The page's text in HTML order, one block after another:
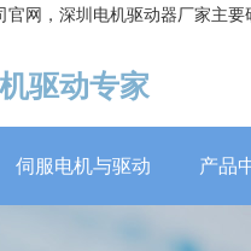
网，深圳电机驱动器厂家主
驱动专家
伺服电机与驱动 产品